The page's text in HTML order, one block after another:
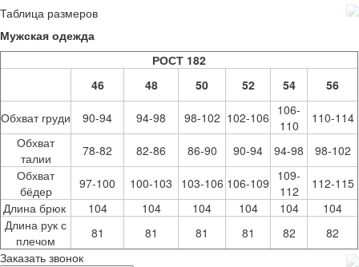
Таблица размеров
Мужская одежда
РОСТ 182
46
48 50 52 54 56
Обхват груди 90-94 94-98 98-102 102-106 106-
110
110-114
Обхват
талии
78-82 82-86 86-90 90-94 94-98
98-102
Обхват
бёдер
97-100 100-103 103-106 106-109 109-
112
112-115
Длина брюк
104 104 104 104 104
104
Длина рук с
плечом
81 81 81 81 82
82
Заказать звонок